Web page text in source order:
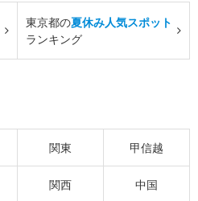
東京都の夏休み人気スポット
ランキング
関東 甲信越
関西 中国